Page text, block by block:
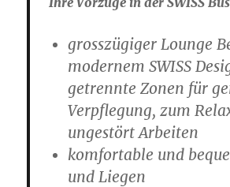
grosszügiger Lounge
modernem SWISS
getrennte Zonen für
Verpflegung, zum
ungestört Arbeiten
komfortable und
und Liegen